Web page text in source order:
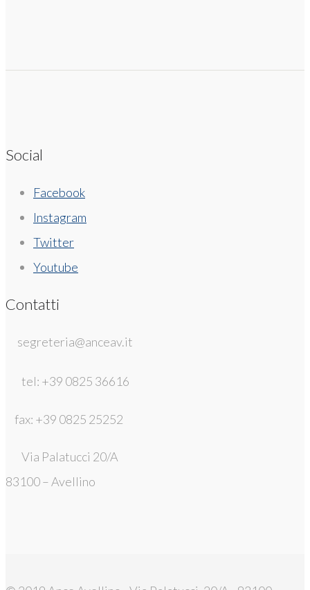
Social
Facebook
Instagram
Twitter
Youtube
Contatti
segreteria@anceav.it
tel: +39 0825 36616
fax: +39 0825 25252
Via Palatucci 20/A
83100 – Avellino